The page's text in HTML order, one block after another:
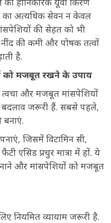
का अत्यधिक सेवन न केवल
की सेहत को भी
की कमी और पोषक तत्वों
है.
को मजबूत रखने के उपाय
और मजबूत मांसपेशियों
जरूरी हैं. सबसे पहले,
बनाएं.
जिसमें विटामिन सी,
एसिड प्रचुर मात्रा में हों. ये
और मांसपेशियों को मजबूत
नियमित व्यायाम जरूरी है.